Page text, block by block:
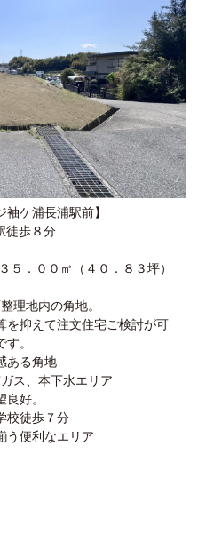
袖ケ浦長浦駅前】
徒歩８分
．００㎡（４０．８３坪）
理地内の角地。
を抑えて注文住宅ご検討が可
。
ある角地
ス、本下水エリア
良好。
校徒歩７分
う便利なエリア